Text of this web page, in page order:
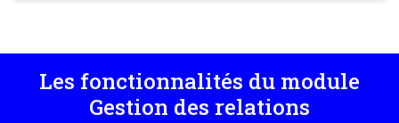
Les fonctionnalités du module
Gestion des relations